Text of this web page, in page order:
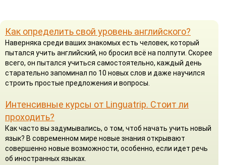
Как определить свой уровень английского?
Наверняка среди ваших знакомых есть человек, который
пытался учить английский, но бросил всё на полпути. Скорее
всего, он пытался учиться самостоятельно, каждый день
старательно запоминал по 10 новых слов и даже научился
строить простые предложения и вопросы.
Интенсивные курсы от Linguatrip. Стоит ли
проходить?
Как часто вы задумывались, о том, чтоб начать учить новый
язык? В современном мире новые знания открывают
совершенно новые возможности, особенно, если идет речь
об иностранных языках.